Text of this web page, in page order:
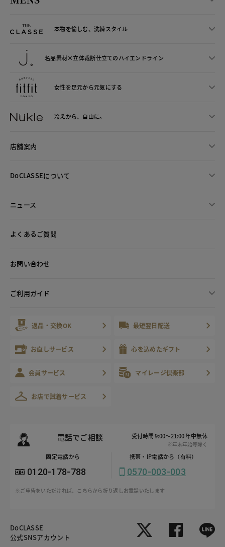
本物を愉しむ、洗練スタイル
名品素材×立体裁断仕立てのハイエンドライン
女性を足元から元気にする
冷えから、 自由に。
店舗案内
DoCLASSEについて
ニュース
よくあるご質問
お問い合わせ
ご利用ガイド
返品・交換OK 最短翌日配送
お直しサービス 心を込めたギフト
会員サービス マイレージ倶楽部
お店で試着サービス
電話でご相談 受付時間 9:00～21:00 年中無休
※年末年始等除く
固定電話から
0120-178-788
携帯・IP電話から（有料）
0570-003-003
※ご申告をいただければ、こちらから折り返しお電話いたします
DoCLASSE
公式SNSアカウント